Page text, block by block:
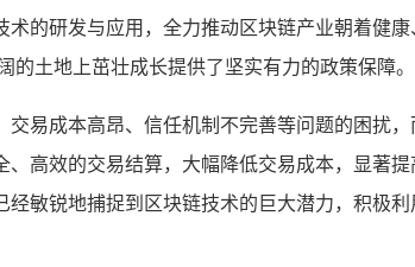
的研发与应用，全力推动区块链产业朝着健
土地上茁壮成长提供了坚实有力的政策保障。
易成本高昂、信任机制不完善等问题的困扰
高效的交易结算，大幅降低交易成本，显著
敏锐地捕捉到区块链技术的巨大潜力，积极